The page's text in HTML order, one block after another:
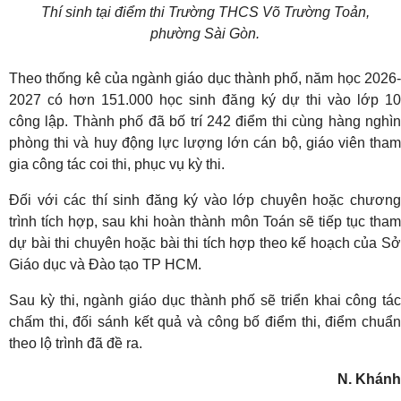
Thí sinh tại điểm thi Trường THCS Võ Trường Toản,
phường Sài Gòn.
Theo thống kê của ngành giáo dục thành phố, năm học 2026-
2027 có hơn 151.000 học sinh đăng ký dự thi vào lớp 10
công lập. Thành phố đã bố trí 242 điểm thi cùng hàng nghìn
phòng thi và huy động lực lượng lớn cán bộ, giáo viên tham
gia công tác coi thi, phục vụ kỳ thi.
Đối với các thí sinh đăng ký vào lớp chuyên hoặc chương
trình tích hợp, sau khi hoàn thành môn Toán sẽ tiếp tục tham
dự bài thi chuyên hoặc bài thi tích hợp theo kế hoạch của Sở
Giáo dục và Đào tạo TP HCM.
Sau kỳ thi, ngành giáo dục thành phố sẽ triển khai công tác
chấm thi, đối sánh kết quả và công bố điểm thi, điểm chuẩn
theo lộ trình đã đề ra.
N. Khánh